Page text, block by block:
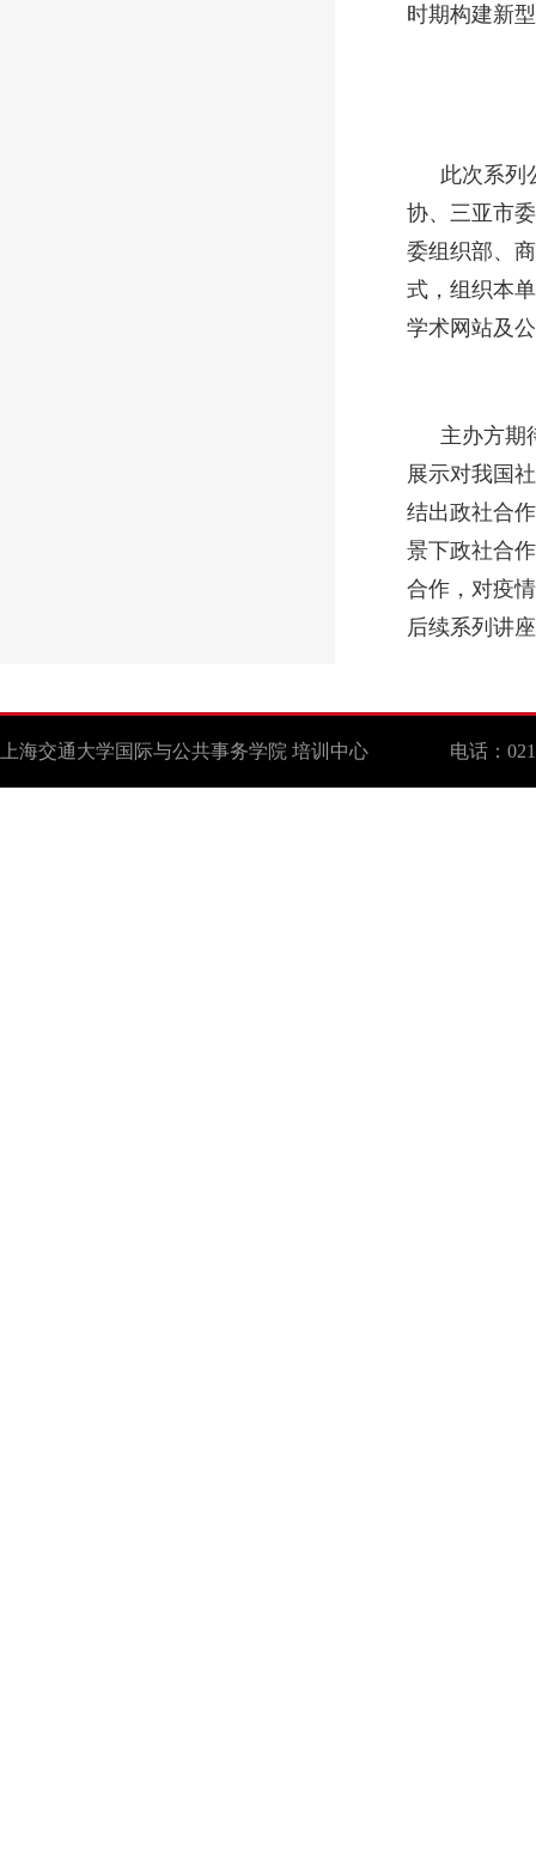
时期构建新
此次系列
协、三亚市
委组织部、
式，组织本
学术网站及
主办方期
展示对我国
结出政社合
景下政社合
合作，对疫
后续系列讲
上海交通大学国际与公共事务学院 培训中心 电话：021-